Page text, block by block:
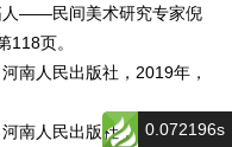
人——民间美术研究专家倪
118页。
南人民出版社，2019年，
南人民出版社，2019年，
0.072196s